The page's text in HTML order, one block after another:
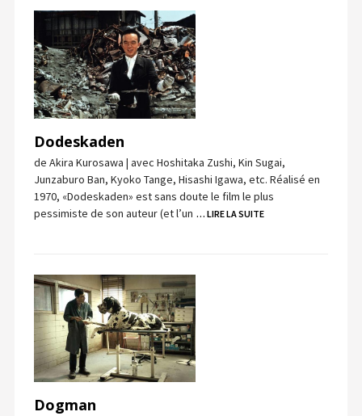
Dodeskaden
de Akira Kurosawa | avec Hoshitaka Zushi, Kin Sugai,
Junzaburo Ban, Kyoko Tange, Hisashi Igawa, etc. Réalisé en
1970, «Dodeskaden» est sans doute le film le plus
pessimiste de son auteur (et l’un … LIRE LA SUITE
Dogman